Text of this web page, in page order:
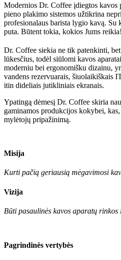
Modernios Dr. Coffee įdiegtos kavos
pieno plakimo sistemos užtikrina
profesionalaus barista lygio kavą. Su
puta. Būtent tokia, kokios Jums reikia!
Dr. Coffee siekia ne tik patenkinti,
lūkesčius, todėl siūlomi kavos
moderniu bei ergonomišku dizainu,
vandens rezervuarais, šiuolaikiškais
itin dideliais jutikliniais ekranais.
Ypatingą dėmesį Dr. Coffee skiria
gaminamos produkcijos kokybei,
mylėtojų pripažinimą.
Misija
Kurti pačią geriausią mėgavimosi
Vizija
Būti pasaulinės kavos aparatų rinkos
Pagrindinės vertybės